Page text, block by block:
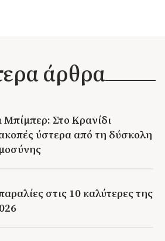
άρθρα
Μπίμπερ: Στο Κρανίδι
ύστερα από τη δύσκολη
στις 10 καλύτερες της